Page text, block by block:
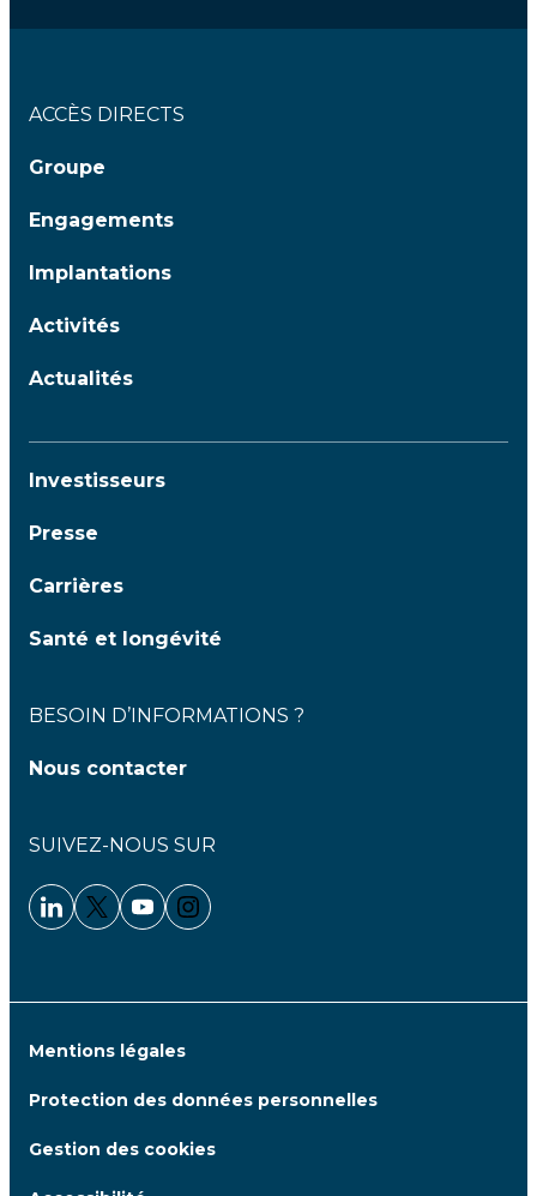
ACCÈS DIRECTS
Groupe
Engagements
Implantations
Activités
Actualités
Investisseurs
Presse
Carrières
Santé et longévité
BESOIN D’INFORMATIONS ?
Nous contacter
SUIVEZ-NOUS SUR
Linkedin - Clariane
Twitter - Clariane
Youtube - Clariane
Instagram - Clariane
Mentions légales
Protection des données personnelles
Gestion des cookies